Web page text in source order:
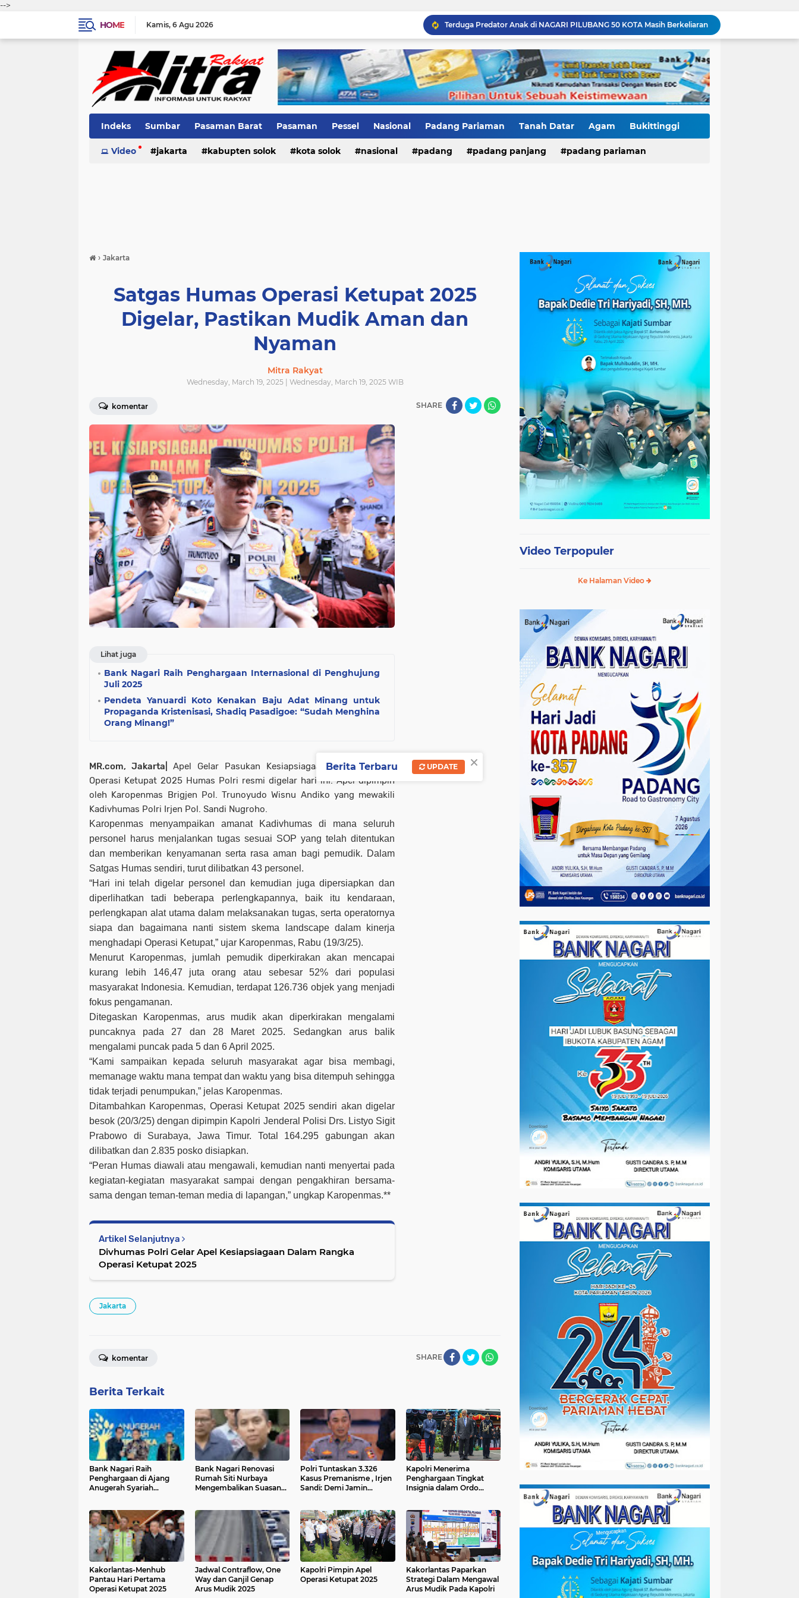
-->
HOME
Kamis 6 Agu 2026
Terduga Predator Anak di NAGARI PILUBANG 50 KOTA Masih Berkeliaran
Mendedikasikan Kasih, Menguatkan Negeri: Ditlantas Polda Sumbar Apresiasi Peran Dharma Wanita sebagai Pilar Pengabdian
Polantas Karib Tidak Hanya Atur Jalan, Ditlantas Polda Sumbar Hadir Menyentuh Denyut Ekonomi Rakyat
Baru Mendarat di Padang, Zigo Rolanda Langsung Nyemplung ke Lokasi Banjir Dampingi Fadly Amran Evakuasi Warga
Diduga Ada Proyek "Ghaib" SPAM di Sumbar, Kemen PU dan Hutama Karya Disorot
Jaga Stamina, Perkuat Soliditas! Dirlantas Polda Sumbar Genjot Pembinaan Personel Demi Pelayanan yang Lebih Responsif
Indeks Sumbar Pasaman Barat Pasaman Pessel Nasional Padang Pariaman Tanah Datar Agam Bukittinggi
Pariaman Kota Solok Bank Nagari Kab.Solok
Video jakarta kabupten solok kota solok nasional padang padang panjang padang pariaman
› Jakarta
Satgas Humas Operasi Ketupat 2025
Digelar, Pastikan Mudik Aman dan
Nyaman
Mitra Rakyat
Wednesday, March 19, 2025 | Wednesday, March 19, 2025 WIB
komentar SHARE
Lihat juga
Bank Nagari Raih Penghargaan Internasional di Penghujung
Juli 2025
Pendeta Yanuardi Koto Kenakan Baju Adat Minang untuk
Propaganda Kristenisasi, Shadiq Pasadigoe: “Sudah Menghina
Orang Minang!”
MR.com, Jakarta|
Apel Gelar Pasukan Kesiapsiagaan Satgas Humas
Operasi Ketupat 2025 Humas Polri resmi digelar hari ini. Apel dipimpin
oleh Karopenmas Brigjen Pol. Trunoyudo Wisnu Andiko yang mewakili
Kadivhumas Polri Irjen Pol. Sandi Nugroho.
Karopenmas menyampaikan amanat Kadivhumas di mana seluruh
personel harus menjalankan tugas sesuai SOP yang telah ditentukan
dan memberikan kenyamanan serta rasa aman bagi pemudik. Dalam
Satgas Humas sendiri, turut dilibatkan 43 personel.
“Hari ini telah digelar personel dan kemudian juga dipersiapkan dan
diperlihatkan tadi beberapa perlengkapannya, baik itu kendaraan,
perlengkapan alat utama dalam melaksanakan tugas, serta operatornya
siapa dan bagaimana nanti sistem skema landscape dalam kinerja
menghadapi Operasi Ketupat,” ujar Karopenmas, Rabu (19/3/25).
Menurut Karopenmas, jumlah pemudik diperkirakan akan mencapai
kurang lebih 146,47 juta orang atau sebesar 52% dari populasi
masyarakat Indonesia. Kemudian, terdapat 126.736 objek yang menjadi
fokus pengamanan.
Ditegaskan Karopenmas, arus mudik akan diperkirakan mengalami
puncaknya pada 27 dan 28 Maret 2025. Sedangkan arus balik
mengalami puncak pada 5 dan 6 April 2025.
“Kami sampaikan kepada seluruh masyarakat agar bisa membagi,
memanage waktu mana tempat dan waktu yang bisa ditempuh sehingga
tidak terjadi penumpukan,” jelas Karopenmas.
Ditambahkan Karopenmas, Operasi Ketupat 2025 sendiri akan digelar
besok (20/3/25) dengan dipimpin Kapolri Jenderal Polisi Drs. Listyo Sigit
Prabowo di Surabaya, Jawa Timur. Total 164.295 gabungan akan
dilibatkan dan 2.835 posko disiapkan.
“Peran Humas diawali atau mengawali, kemudian nanti menyertai pada
kegiatan-kegiatan masyarakat sampai dengan pengakhiran bersama-
sama dengan teman-teman media di lapangan,” ungkap Karopenmas.**
Artikel Selanjutnya
Divhumas Polri Gelar Apel Kesiapsiagaan Dalam Rangka
Operasi Ketupat 2025
Jakarta
SHARE
komentar
Berita Terkait
Bank Nagari Raih
Penghargaan di Ajang
Anugerah Syariah
Bank Nagari Renovasi
Rumah Siti Nurbaya
Mengembalikan Suasana
Polri Tuntaskan 3.326
Kasus Premanisme , Irjen
Sandi: Demi Jamin
Kapolri Menerima
Penghargaan Tingkat
Insignia dalam Ordo
Kakorlantas-Menhub
Pantau Hari Pertama
Operasi Ketupat 2025
Jadwal Contraflow, One
Way dan Ganjil Genap
Arus Mudik 2025
Kapolri Pimpin Apel
Operasi Ketupat 2025
Kakorlantas Paparkan
Strategi Dalam Mengawal
Arus Mudik Pada Kapolri
Video Terpopuler
Ke Halaman Video
×
Berita Terbaru UPDATE